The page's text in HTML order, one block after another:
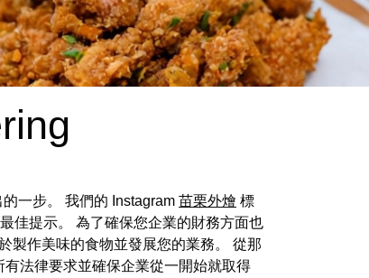
一步。 我們的 Instagram 苗栗外燴 標
佳提示。 為了確保您企業的財務方面也
製作美味的食物並發展您的業務。 從那
法律要求並確保企業從一開始就取得